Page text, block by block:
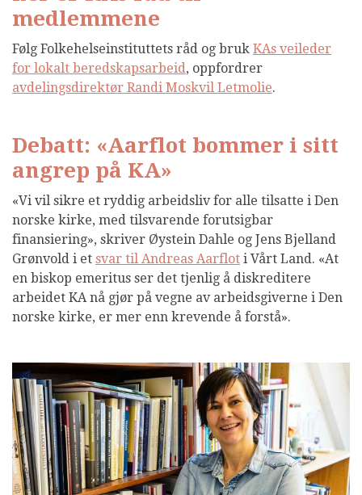
medlemmene
Følg Folkehelseinstituttets råd og bruk KAs veileder
for lokalt beredskapsarbeid, oppfordrer
avdelingsdirektør Randi Moskvil Letmolie.
Debatt: «Aarflot bommer i sitt
angrep på KA»
«Vi vil sikre et ryddig arbeidsliv for alle tilsatte i Den
norske kirke, med tilsvarende forutsigbar
finansiering», skriver Øystein Dahle og Jens Bjelland
Grønvold i et svar til Andreas Aarflot i Vårt Land. «At
en biskop emeritus ser det tjenlig å diskreditere
arbeidet KA nå gjør på vegne av arbeidsgiverne i Den
norske kirke, er mer enn krevende å forstå».